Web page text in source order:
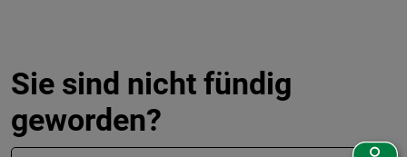
Sie sind nicht fündig
geworden?